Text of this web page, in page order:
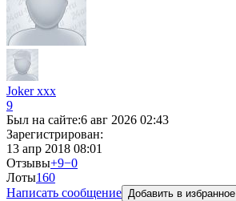
Joker xxx
9
Был на сайте:6 авг 2026 02:43
Зарегистрирован:
13 апр 2018 08:01
Отзывы+9−0
Лоты160
Написать сообщение Добавить в избранное